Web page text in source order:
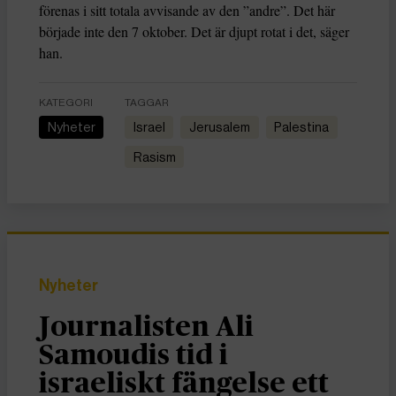
förenas i sitt totala avvisande av den ”andre”. Det här
började inte den 7 oktober. Det är djupt rotat i det, säger
han.
KATEGORI
Nyheter
TAGGAR
Israel Jerusalem Palestina
rasism
Nyheter
Journalisten Ali
Samoudis tid i
israeliskt fängelse ett